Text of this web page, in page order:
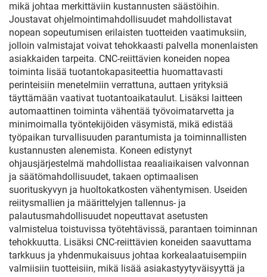
mikä johtaa merkittäviin kustannusten säästöihin.
Joustavat ohjelmointimahdollisuudet mahdollistavat
nopean sopeutumisen erilaisten tuotteiden vaatimuksiin,
jolloin valmistajat voivat tehokkaasti palvella monenlaisten
asiakkaiden tarpeita. CNC-reiittävien koneiden nopea
toiminta lisää tuotantokapasiteettia huomattavasti
perinteisiin menetelmiin verrattuna, auttaen yrityksiä
täyttämään vaativat tuotantoaikataulut. Lisäksi laitteen
automaattinen toiminta vähentää työvoimatarvetta ja
minimoimalla työntekijöiden väsymistä, mikä edistää
työpaikan turvallisuuden parantumista ja toiminnallisten
kustannusten alenemista. Koneen edistynyt
ohjausjärjestelmä mahdollistaa reaaliaikaisen valvonnan
ja säätömahdollisuudet, takaen optimaalisen
suorituskyvyn ja huoltokatkosten vähentymisen. Useiden
reiitysmallien ja määrittelyjen tallennus- ja
palautusmahdollisuudet nopeuttavat asetusten
valmistelua toistuvissa työtehtävissä, parantaen toiminnan
tehokkuutta. Lisäksi CNC-reiittävien koneiden saavuttama
tarkkuus ja yhdenmukaisuus johtaa korkealaatuisempiin
valmiisiin tuotteisiin, mikä lisää asiakastyytyväisyyttä ja